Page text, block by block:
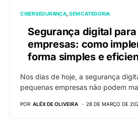
CIBERSEGURANÇA SEM CATEGORIA
Segurança digital
empresas: como
forma simples e
Nos dias de hoje, a segurança
pequenas empresas não podem
POR ALÉX DE OLIVEIRA 28 DE MARÇO DE